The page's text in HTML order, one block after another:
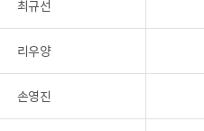
최규선
리우양
손영진